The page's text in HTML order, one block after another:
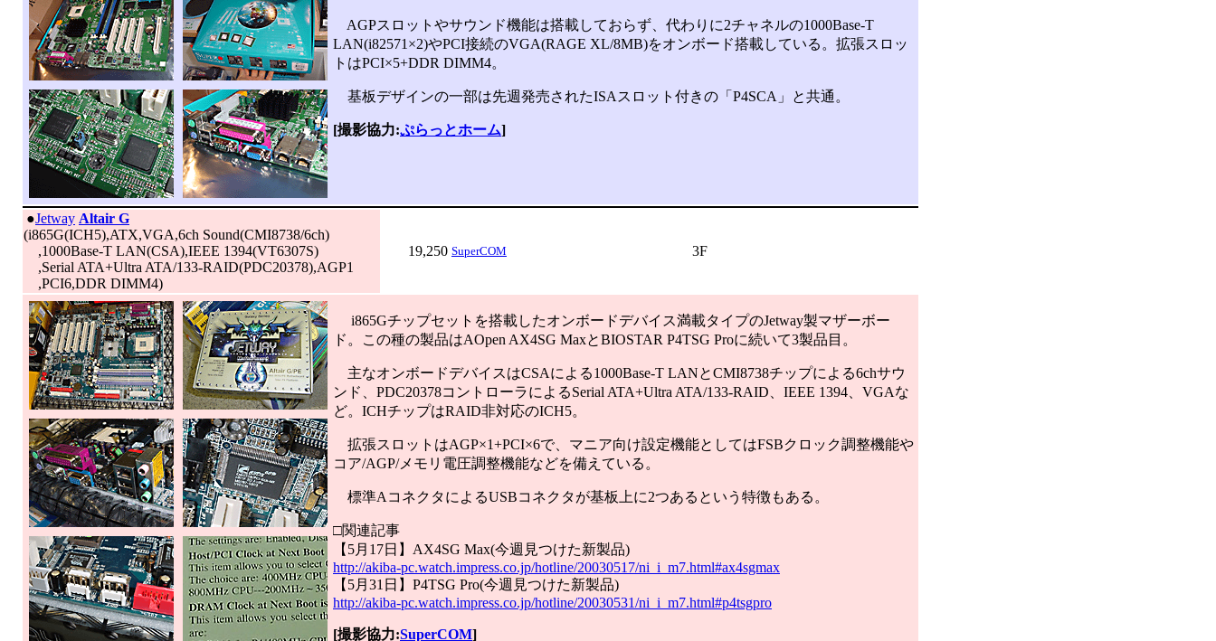
AGPスロットやサウンド機能は搭載しておらず、代わりに2チャネルの1000Base-T
LAN(i82571×2)やPCI接続のVGA(RAGE XL/8MB)をオンボード搭載している。拡張スロッ
トはPCI×5+DDR DIMM4。
基板デザインの一部は先週発売されたISAスロット付きの「P4SCA」と共通。
[撮影協力:ぷらっとホーム]
●Jetway Altair G
(i865G(ICH5),ATX,VGA,6ch Sound(CMI8738/6ch)
,1000Base-T LAN(CSA),IEEE 1394(VT6307S)
,Serial ATA+Ultra ATA/133-RAID(PDC20378),AGP1
,PCI6,DDR DIMM4)
19,250 SuperCOM 3F
i865Gチップセットを搭載したオンボードデバイス満載タイプのJetway製マザーボー
ド。この種の製品はAOpen AX4SG MaxとBIOSTAR P4TSG Proに続いて3製品目。
主なオンボードデバイスはCSAによる1000Base-T LANとCMI8738チップによる6chサウ
ンド、PDC20378コントローラによるSerial ATA+Ultra ATA/133-RAID、IEEE 1394、VGAな
ど。ICHチップはRAID非対応のICH5。
拡張スロットはAGP×1+PCI×6で、マニア向け設定機能としてはFSBクロック調整機能や
コア/AGP/メモリ電圧調整機能などを備えている。
標準AコネクタによるUSBコネクタが基板上に2つあるという特徴もある。
□関連記事
【5月17日】AX4SG Max(今週見つけた新製品)
http://akiba-pc.watch.impress.co.jp/hotline/20030517/ni_i_m7.html#ax4sgmax
【5月31日】P4TSG Pro(今週見つけた新製品)
http://akiba-pc.watch.impress.co.jp/hotline/20030531/ni_i_m7.html#p4tsgpro
[撮影協力:SuperCOM]